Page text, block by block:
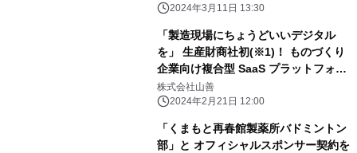
2024年12月末までオリジナルサービ
ス無料※2～
2024年3月11日 13:30
「製造現場にちょうどいいデジタル
を」 生産財商社初(※1)！ ものづくり
企業向け複合型 SaaS プラットフォー
ム -現場と(ゲンバト)ともに、- 「ゲ
ンバト」2024年2月21日サービス開
始！ ～2024年12月末までオリジナ
ルサービス無料(※2)～
株式会社山善
2024年2月21日 12:00
「くまもと再春館製薬所バドミントン
部」と オフィシャルスポンサー契約を